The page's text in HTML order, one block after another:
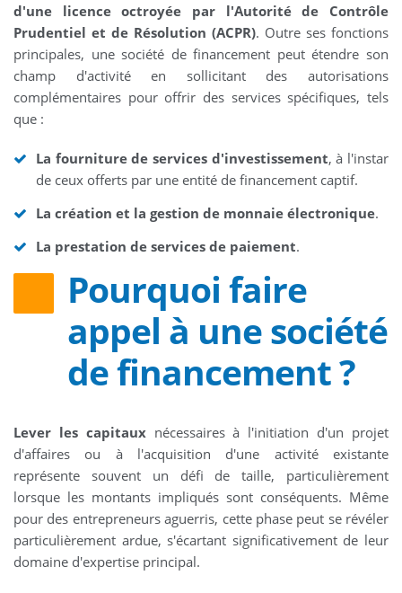
d'une licence octroyée par l'Autorité de Contrôle
Prudentiel et de Résolution (ACPR). Outre ses fonctions
principales, une société de financement peut étendre son
champ d'activité en sollicitant des autorisations
complémentaires pour offrir des services spécifiques, tels
que :
La fourniture de services d'investissement, à l'instar
de ceux offerts par une entité de financement captif.
La création et la gestion de monnaie électronique.
La prestation de services de paiement.
Pourquoi faire
appel à une société
de financement ?
Lever les capitauxnécessaires à l'initiation d'un projet
d'affaires ou à l'acquisition d'une activité existante
représente souvent un défi de taille, particulièrement
lorsque les montants impliqués sont conséquents. Même
pour des entrepreneurs aguerris, cette phase peut se révéler
particulièrement ardue, s'écartant significativement de leur
domaine d'expertise principal.